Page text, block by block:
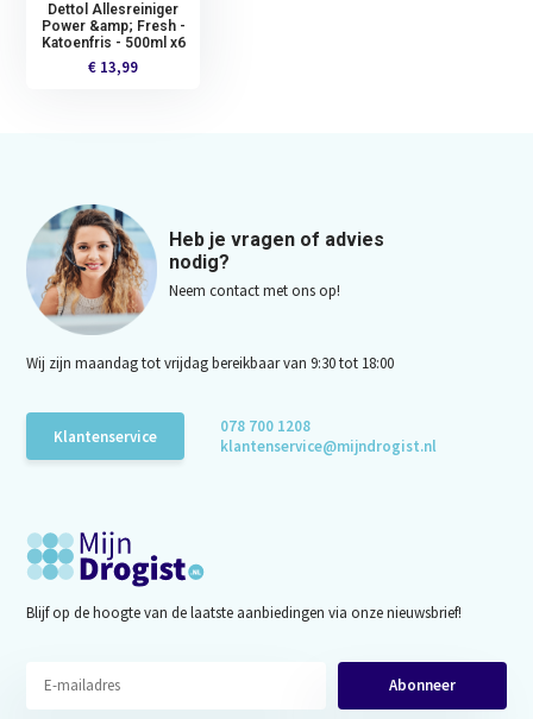
Dettol Allesreiniger
Power &amp; Fresh -
Katoenfris - 500ml x6
€ 13,99
Heb je vragen of advies
nodig?
Neem contact met ons op!
Wij zijn maandag tot vrijdag bereikbaar van 9:30 tot 18:00
Klantenservice
078 700 1208
klantenservice@mijndrogist.nl
Blijf op de hoogte van de laatste aanbiedingen via onze nieuwsbrief!
Abonneer